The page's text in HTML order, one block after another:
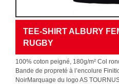
TEE-SHIRT ALBURY
RUGBY
100% coton peigné, 180g/m² Col
Bande de propreté à l’encolure
NoirMarquage du logo AS TOURNUS